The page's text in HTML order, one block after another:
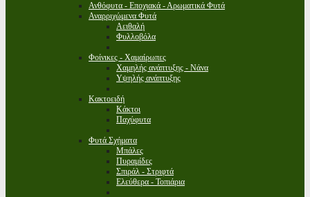
Ανθόφυτα - Εποχιακά - Αρωματικά Φυτά
Αναρριχώμενα Φυτά
Αειθαλή
Φυλλοβόλα
Φοίνικες - Χαμαίρωπες
Χαμηλής ανάπτυξης - Νάνα
Υψηλής ανάπτυξης
Κακτοειδή
Κάκτοι
Παχύφυτα
Φυτά Σχήματα
Μπάλες
Πυραμίδες
Σπιράλ - Στριφτά
Ελεύθερα - Τοπιάρια